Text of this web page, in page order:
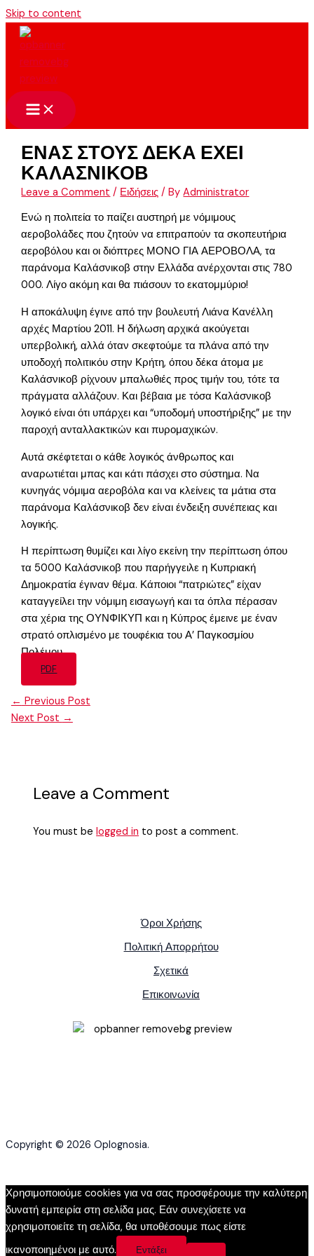
Skip to content
ΕΝΑΣ ΣΤΟΥΣ ΔΕΚΑ ΕΧΕΙ
ΚΑΛΑΣΝΙΚΟΒ
Leave a Comment / Ειδήσεις / ByAdministrator
Ενώ η πολιτεία το παίζει αυστηρή με νόμιμους
αεροβολάδες που ζητούν να επιτραπούν τα σκοπευτήρια
αεροβόλου και οι διόπτρες ΜΟΝΟ ΓΙΑ ΑΕΡΟΒΟΛΑ, τα
παράνομα Καλάσνικοβ στην Ελλάδα ανέρχονται στις 780
000. Λίγο ακόμη και θα πιάσουν το εκατομμύριο!
Η αποκάλυψη έγινε από την βουλευτή Λιάνα Κανέλλη
αρχές Μαρτίου 2011. Η δήλωση αρχικά ακούγεται
υπερβολική, αλλά όταν σκεφτούμε τα πλάνα από την
υποδοχή πολιτικόυ στην Κρήτη, όπου δέκα άτομα με
Καλάσνικοβ ρίχνουν μπαλωθιές προς τιμήν του, τότε τα
πράγματα αλλάζουν. Και βέβαια με τόσα Καλάσνικοβ
λογικό είναι ότι υπάρχει και “υποδομή υποστήριξης” με την
παροχή ανταλλακτικών και πυρομαχικών.
Αυτά σκέφτεται ο κάθε λογικός άνθρωπος και
αναρωτιέται μπας και κάτι πάσχει στο σύστημα. Να
κυνηγάς νόμιμα αεροβόλα και να κλείνεις τα μάτια στα
παράνομα Καλάσνικοβ δεν είναι ένδειξη συνέπειας και
λογικής.
Η περίπτωση θυμίζει και λίγο εκείνη την περίπτωση όπου
τα 5000 Καλάσνικοβ που παρήγγειλε η Κυπριακή
Δημοκρατία έγιναν θέμα. Κάποιοι “πατριώτες” είχαν
καταγγείλει την νόμιμη εισαγωγή και τα όπλα πέρασαν
στα χέρια της ΟΥΝΦΙΚΥΠ και η Κύπρος έμεινε με έναν
στρατό οπλισμένο με τουφέκια του Α’ Παγκοσμίου
Πολέμου.
PDF
← Previous Post
Next Post →
Leave a Comment
You must belogged in to post a comment.
Όροι Χρήσης
Πολιτική Απορρήτου
Σχετικά
Επικοινωνία
Copyright © 2026 Oplognosia.
Χρησιμοποιούμε cookies για να σας προσφέρουμε την καλύτερη
δυνατή εμπειρία στη σελίδα μας. Εάν συνεχίσετε να
χρησιμοποιείτε τη σελίδα, θα υποθέσουμε πως είστε
ικανοποιημένοι με αυτό.
Εντάξει